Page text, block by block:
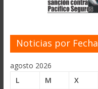
Noticias por Fecha
agosto 2026
L
M X